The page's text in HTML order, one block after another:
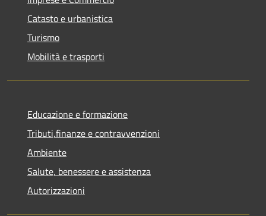
Catasto e urbanistica
Turismo
Mobilità e trasporti
Educazione e formazione
Tributi,finanze e contravvenzioni
Ambiente
Salute, benessere e assistenza
Autorizzazioni